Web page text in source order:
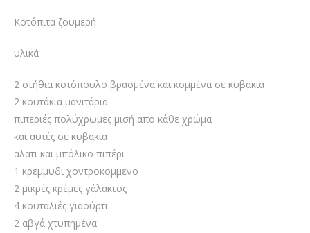
Κοτόπιτα ζουμερή
υλικά
2 στήθια κοτόπουλο βρασμένα και κομμένα σε κυβακια
2 κουτάκια μανιτάρια
πιπεριές πολύχρωμες μισή απο κάθε χρώμα
και αυτές σε κυβακια
αλατι και μπόλικο πιπέρι
1 κρεμμυδι χοντροκομμενο
2 μικρές κρέμες γάλακτος
4 κουταλιές γιαούρτι
2 αβγά χτυπημένα